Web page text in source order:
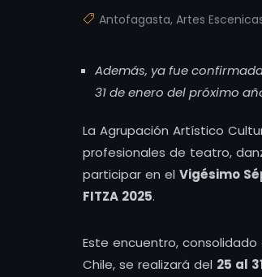
Antofagasta, Artes
Además, ya fue
31 de enero del próximo
La Agrupación Artístico
profesionales de teatro,
participar en el Vigésimo
FITZA 2025.
Este encuentro,
Chile, se realizará del 25 al